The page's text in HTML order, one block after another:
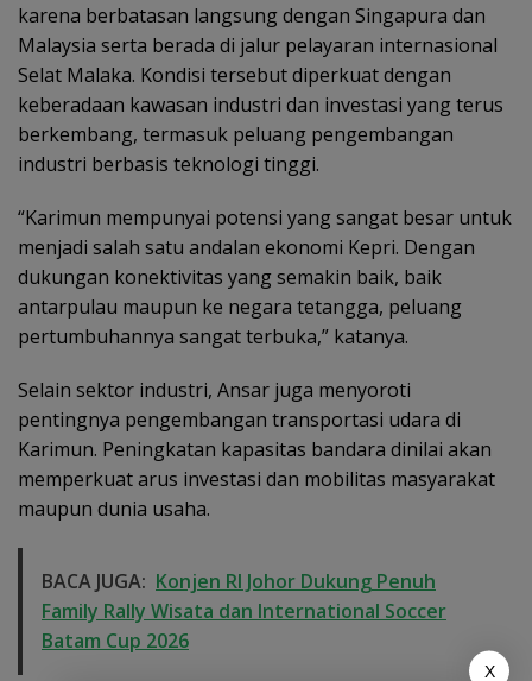
karena berbatasan langsung dengan Singapura dan
Malaysia serta berada di jalur pelayaran internasional
Selat Malaka. Kondisi tersebut diperkuat dengan
keberadaan kawasan industri dan investasi yang terus
berkembang, termasuk peluang pengembangan
industri berbasis teknologi tinggi.
“Karimun mempunyai potensi yang sangat besar untuk
menjadi salah satu andalan ekonomi Kepri. Dengan
dukungan konektivitas yang semakin baik, baik
antarpulau maupun ke negara tetangga, peluang
pertumbuhannya sangat terbuka,” katanya.
Selain sektor industri, Ansar juga menyoroti
pentingnya pengembangan transportasi udara di
Karimun. Peningkatan kapasitas bandara dinilai akan
memperkuat arus investasi dan mobilitas masyarakat
maupun dunia usaha.
BACA JUGA: Konjen RI Johor Dukung Penuh
Family Rally Wisata dan International Soccer
Batam Cup 2026
X